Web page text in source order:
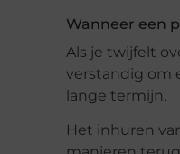
Wanneer een
Als je twijfelt
verstandig om
lange termijn.
Het inhuren